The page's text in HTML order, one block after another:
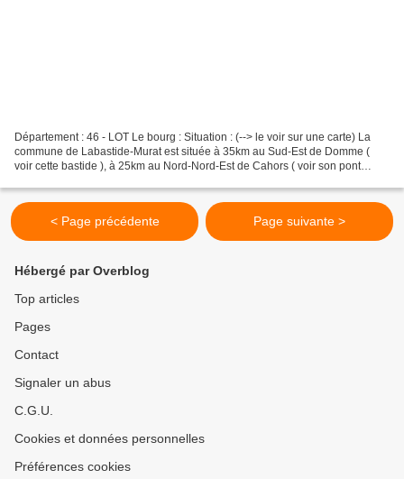
Département : 46 - LOT Le bourg : Situation : (--> le voir sur une carte) La
commune de Labastide-Murat est située à 35km au Sud-Est de Domme (
voir cette bastide ), à 25km au Nord-Nord-Est de Cahors ( voir son pont
< Page précédente Page suivante >
Hébergé par Overblog
Top articles
Pages
Contact
Signaler un abus
C.G.U.
Cookies et données personnelles
Préférences cookies